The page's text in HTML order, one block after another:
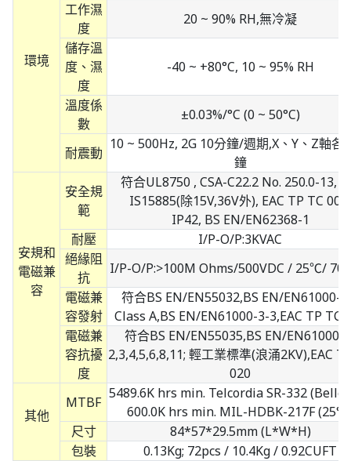
環境
工作濕
度
20 ~ 90% RH,無冷凝
儲存溫
度、濕
度
-40 ~ +80°C, 10 ~ 95% RH
溫度係
數
±0.03%/°C (0 ~ 50°C)
耐震動
10 ~ 500Hz, 2G 10分鐘/週期,X、Y、Z軸各
鐘
安規和
電磁兼
容
安全規
範
符合UL8750 , CSA-C22.2 No. 250.0-13,
IS15885(除15V,36V外), EAC TP TC 004,
IP42, BS EN/EN62368-1
耐壓
I/P-O/P:3KVAC
絕緣阻
抗
I/P-O/P:>100M Ohms/500VDC / 25℃/
電磁兼
容發射
符合BS EN/EN55032,BS EN/EN61000-
Class A,BS EN/EN61000-3-3,EAC TP TC
電磁兼
容抗擾
度
符合BS EN/EN55035,BS EN/EN61000-
2,3,4,5,6,8,11; 輕工業標準(浪涌2KV),EAC
020
其他
MTBF
5489.6K hrs min. Telcordia SR-332
600.0K hrs min. MIL-HDBK-217F
尺寸
84*57*29.5mm (L*W*H)
包裝
0.13Kg; 72pcs / 10.4Kg / 0.92CUFT